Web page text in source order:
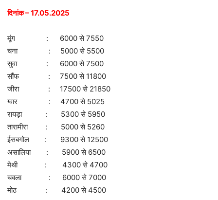
दिनांक – 17.05.2025
मूंग : 6000 से 7550
चना : 5000 से 5500
सुवा : 6000 से 7500
सौंफ : 7500 से 11800
जीरा : 17500 से 21850
ग्वार : 4700 से 5025
रायड़ा : 5300 से 5950
तारामीरा : 5000 से 5260
ईसबगोल : 9300 से 12500
असालिया : 5900 से 6500
मेथी : 4300 से 4700
चवला : 6000 से 7000
मोठ : 4200 से 4500